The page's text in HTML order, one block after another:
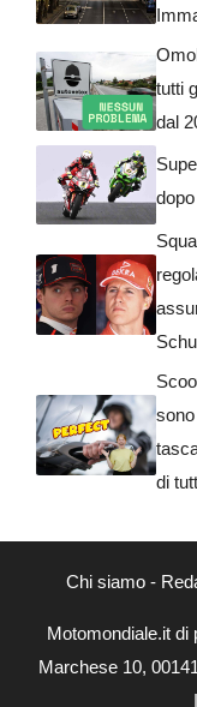
tutti
dal
di
Chi siamo-
Motomondiale.it di
Marchese 10,